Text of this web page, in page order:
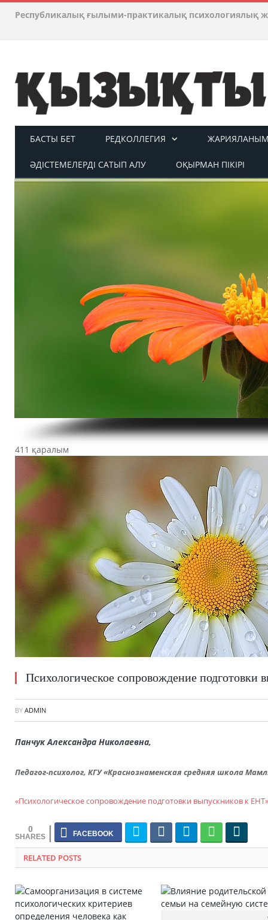
Республикалық ғылыми-практикалық психологиялық
БАСТЫ БЕТ РЕДКОЛЛЕГИЯ ЖАРИЯЛАНЫМ
ӘДІСТЕМЕЛЕРДІ САТЫП АЛУ ОҚЫРМАН ПІКІРІ
411 қаралым
Психологическое сопровождение подготовки
BY ADMIN
Панчук Александра Николаевна,
Педагог-психолог, КГУ «Краснознаменская средняя школа
«Психологическое сопровождение подготовки выпускников к ЕНТ»
0
RELATED POSTS